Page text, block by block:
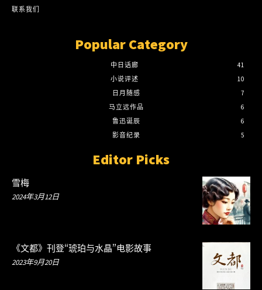
联系我们
Popular Category
中日话廊
41
小说评述
10
日月随感
7
马立远作品
6
鲁迅诞辰
6
影音纪录
5
Editor Picks
雪梅
2024年3月12日
《文都》刊登“琥珀与水晶”电影故事
2023年9月20日